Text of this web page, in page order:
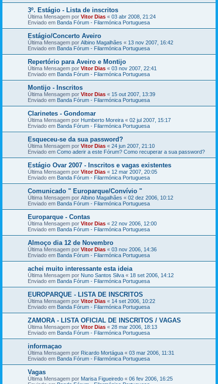
3º. Estágio - Lista de inscritos
Última Mensagem por Vitor Dias « 03 abr 2008, 21:24
Enviado em Banda Fórum - Filarmónica Portuguesa
Estágio/Concerto Aveiro
Última Mensagem por Albino Magalhães « 13 nov 2007, 16:42
Enviado em Banda Fórum - Filarmónica Portuguesa
Repertório para Aveiro e Montijo
Última Mensagem por Vitor Dias « 03 nov 2007, 22:41
Enviado em Banda Fórum - Filarmónica Portuguesa
Montijo - Inscritos
Última Mensagem por Vitor Dias « 15 out 2007, 13:39
Enviado em Banda Fórum - Filarmónica Portuguesa
Clarinetes - Gondomar
Última Mensagem por Humberto Moreira « 02 jul 2007, 15:17
Enviado em Banda Fórum - Filarmónica Portuguesa
Esqueceu-se da sua password?
Última Mensagem por Vitor Dias « 24 jun 2007, 21:10
Enviado em Como aderir a este Fórum? Como recuperar a sua password?
Estágio Ovar 2007 - Inscritos e vagas existentes
Última Mensagem por Vitor Dias « 12 mar 2007, 20:05
Enviado em Banda Fórum - Filarmónica Portuguesa
Comunicado " Europarque/Convívio "
Última Mensagem por Albino Magalhães « 02 dez 2006, 10:12
Enviado em Banda Fórum - Filarmónica Portuguesa
Europarque - Contas
Última Mensagem por Vitor Dias « 22 nov 2006, 12:00
Enviado em Banda Fórum - Filarmónica Portuguesa
Almoço dia 12 de Novembro
Última Mensagem por Vitor Dias « 03 nov 2006, 14:36
Enviado em Banda Fórum - Filarmónica Portuguesa
achei muito interessante esta ideia
Última Mensagem por Nuno Santos Silva « 18 set 2006, 14:12
Enviado em Banda Fórum - Filarmónica Portuguesa
EUROPARQUE - LISTA DE INSCRITOS
Última Mensagem por Vitor Dias « 14 set 2006, 10:22
Enviado em Banda Fórum - Filarmónica Portuguesa
ZAMORA - LISTA OFICIAL DE INSCRITOS / VAGAS
Última Mensagem por Vitor Dias « 28 mar 2006, 18:13
Enviado em Banda Fórum - Filarmónica Portuguesa
informaçao
Última Mensagem por Ricardo Mortágua « 03 mar 2006, 11:31
Enviado em Banda Fórum - Filarmónica Portuguesa
Vagas
Última Mensagem por Marisa Figueiredo « 06 fev 2006, 16:25